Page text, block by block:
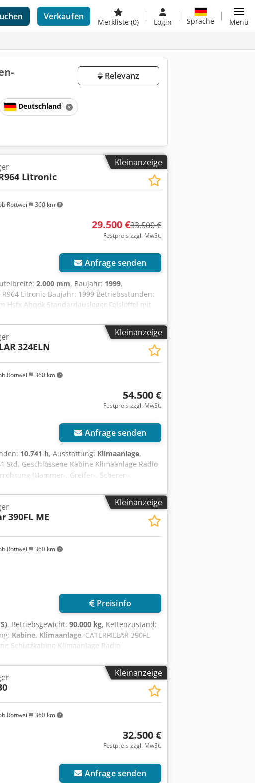
Verkaufen
Merkliste (0) Login Sprache Menü
Relevanz
Deutschland
Kleinanzeige
Rottweil 360 km
Litronic
29.500 €33.500 €
Festpreis zzgl. MwSt.
Anfrage senden
2.000 mm, Baujahr: 1999,
R964 Litronic Baujahr: 1999 Betriebsstunden:
Hsfx Ahqok Standardausleger Felslöffel mit
Einsatzgewicht: 65 to.
Kleinanzeige
Rottweil 360 km
324ELN
54.500 €
Festpreis zzgl. MwSt.
Anfrage senden
10.741 h, Ausstattung: Klimaanlage,
Std. Geschlossene Kabine Klimaanlage Radio
(Hammer-, Greifer-, Scheren-
Laufwerk ca 60-70% erhalten Bodenplatten
CE Dodpjzl Dt Nefx Ahqeck Einsatzgewicht:
Kleinanzeige
Rottweil 360 km
390FL ME
Preisinfo
, Betriebsgewicht: 90.000 kg, Kettenzustand:
Kabine, Klimaanlage, CATERPILLAR 390FL
Schutzkabine Klimaanlage Radio
2,90 m. Felslöffel mit Messer 2,20m.
650 mm breit CAT C18 Motor mit
Kleinanzeige
Rottweil 360 km
32.500 €
Festpreis zzgl. MwSt.
Anfrage senden